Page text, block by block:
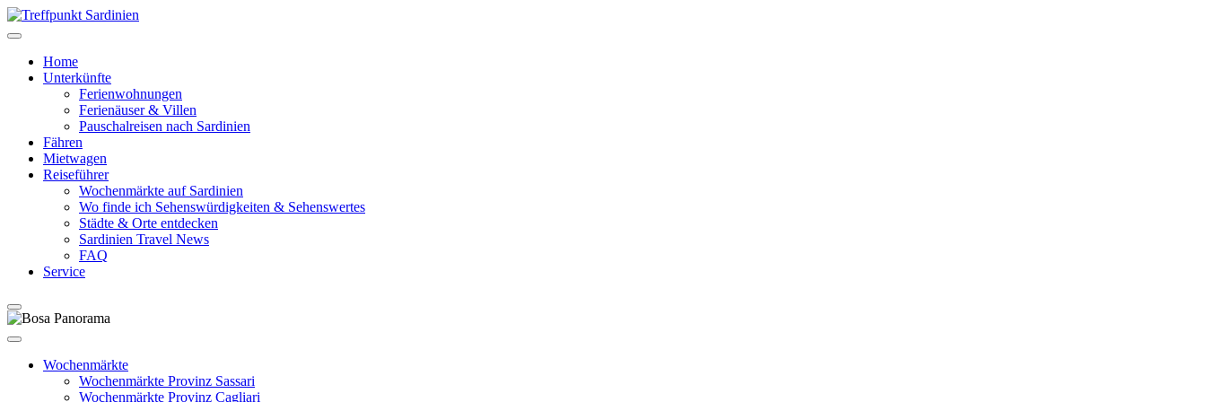
Home
Unterkünfte
Ferienwohnungen
Ferienäuser & Villen
Pauschalreisen nach Sardinien
Fähren
Mietwagen
Reiseführer
Wochenmärkte auf Sardinien
Wo finde ich Sehenswürdigkeiten & Sehenswertes
Städte & Orte entdecken
Sardinien Travel News
FAQ
Service
Wochenmärkte
Wochenmärkte Provinz Sassari
Wochenmärkte Provinz Cagliari